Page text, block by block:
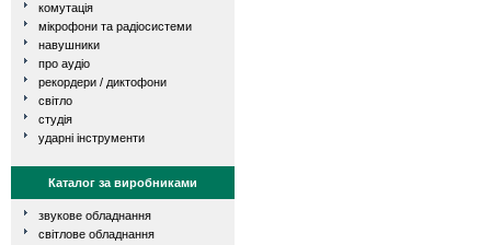
комутація
мікрофони та радіосистеми
навушники
про аудіо
рекордери / диктофони
світло
студія
ударні інструменти
Каталог за виробниками
звукове обладнання
світлове обладнання